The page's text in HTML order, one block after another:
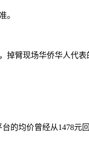
。
臂现场华侨华人代
均价曾经从1478元